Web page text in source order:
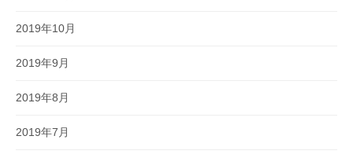
2019年10月
2019年9月
2019年8月
2019年7月